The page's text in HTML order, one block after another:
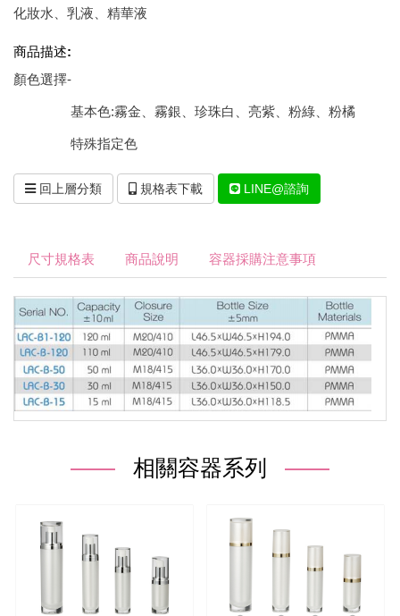
化妝水、乳液、精華液
商品描述:
顏色選擇-
基本色:霧金、霧銀、珍珠白、亮紫、粉綠、粉橘
特殊指定色
回上層分類 規格表下載 LINE@諮詢
尺寸規格表 商品說明 容器採購注意事項
相關容器系列